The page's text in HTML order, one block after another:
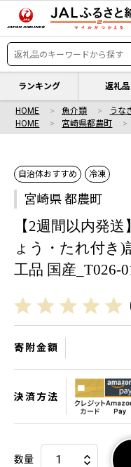
ランキング 返礼品
HOME 魚介類 うな
HOME
宮崎県都農町
自治体おすすめ 冷凍
宮崎県 都農町
【2週間以内発
ょう・たれ付き)
工品 国産_T026-
寄附金額
決済方法
数量